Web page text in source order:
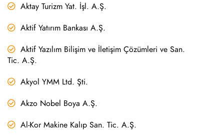
Aktay Turizm Yat. İşl. A.Ş.
Aktif Yatırım Bankası A.Ş.
Aktif Yazılım Bilişim ve İletişim Çözümleri ve San.
Tic. A.Ş.
Akyol YMM Ltd. Şti.
Akzo Nobel Boya A.Ş.
Al-Kor Makine Kalıp San. Tic. A.Ş.